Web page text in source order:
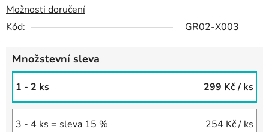
Možnosti doručení
Kód:
GR02-X003
Množstevní sleva
1 - 2 ks 299 Kč/ ks
3 - 4 ks = sleva 15 % 254 Kč/ ks